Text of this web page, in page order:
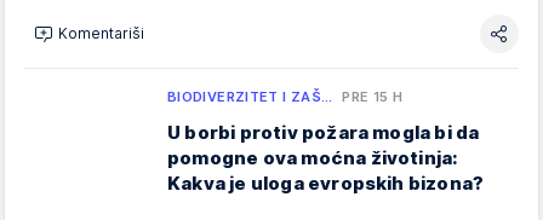
Komentariši
BIODIVERZITET I ZAŠ… PRE 15 H
U borbi protiv požara mogla bi da
pomogne ova moćna životinja:
Kakva je uloga evropskih bizona?